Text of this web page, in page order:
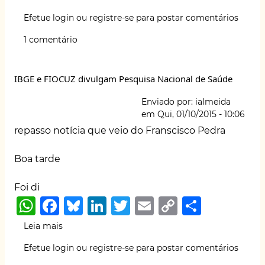
at
A
p
c
e
b
o
e k it
ai p
k
ar
acidente
do
somente
Efetue login ou registre-se para postar comentários
1 comentário
IBGE e FIOCUZ divulgam Pesquisa Nacional de Saúde
Enviado por: ialmeida
em Qui, 01/10/2015 - 10:06
repasso notícia que veio do Franscisco Pedra
Boa tarde
Foi di
W
h
at
F
a
c
B
lu
e
Li
n
k
T
w
it
E
m
ai
C
o
p ar
Leia mais
e
Efetue login ou registre-se para postar comentários